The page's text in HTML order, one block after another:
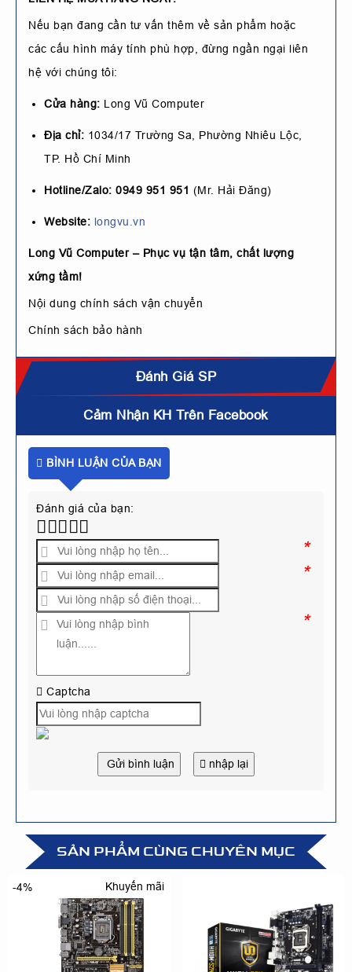
Nếu bạn đang cần tư vấn thêm về sản phẩm hoặc
các cấu hình máy tính phù hợp, đừng ngần ngại liên
hệ với chúng tôi:
Cửa hàng: Long Vũ Computer
Địa chỉ: 1034/17 Trường Sa, Phường Nhiêu Lộc,
TP. Hồ Chí Minh
Hotline/Zalo: 0949 951 951 (Mr. Hải Đăng)
Website: longvu.vn
Long Vũ Computer – Phục vụ tận tâm, chất lượng
xứng tầm!
Nội dung chính sách vận chuyển
Chính sách bảo hành
Đánh Giá SP
Cảm Nhận KH Trên Facebook
BÌNH LUẬN CỦA BẠN
Đánh giá của bạn:
*
*
*
Captcha
Gửi bình luận nhập lại
SẢN PHẨM CÙNG CHUYÊN MỤC
-4% Khuyến mãi